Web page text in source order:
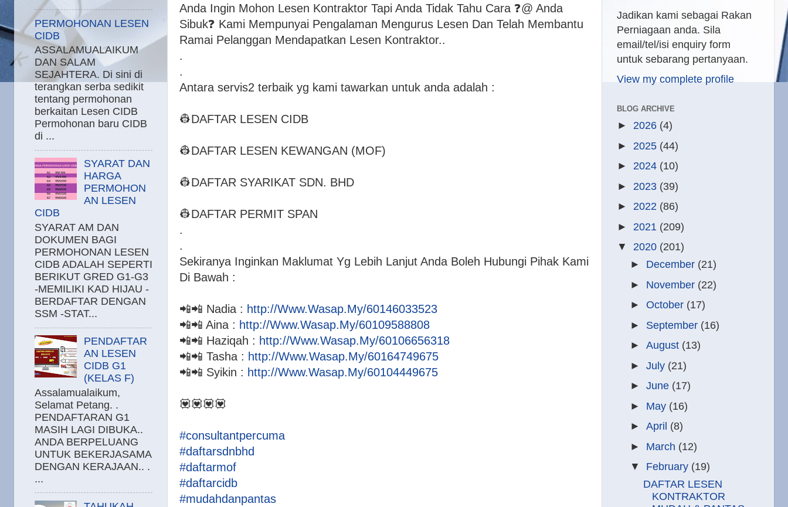
Anda Ingin Mohon Lesen Kontraktor Tapi Anda Tidak Tahu Cara ❓@ Anda
Sibuk❓ Kami Mempunyai Pengalaman Mengurus Lesen Dan Telah Membantu
Ramai Pelanggan Mendapatkan Lesen Kontraktor..
.
.
Antara servis2 terbaik yg kami tawarkan untuk anda adalah :
👷DAFTAR LESEN CIDB
👷DAFTAR LESEN KEWANGAN (MOF)
👷DAFTAR SYARIKAT SDN. BHD
👷DAFTAR PERMIT SPAN
.
.
Sekiranya Inginkan Maklumat Yg Lebih Lanjut Anda Boleh Hubungi Pihak Kami
Di Bawah :
📲📲 Nadia : http://Www.Wasap.My/60146033523
📲📲 Aina : http://Www.Wasap.My/60109588808
📲📲 Haziqah : http://Www.Wasap.My/60106656318
📲📲 Tasha : http://Www.Wasap.My/60164749675
📲📲 Syikin : http://Www.Wasap.My/60104449675
💟💟💟💟
#consultantpercuma
#daftarsdnbhd
#daftarmof
#daftarcidb
#mudahdanpantas
PERMOHONAN LESEN
CIDB
ASSALAMUALAIKUM
DAN SALAM
SEJAHTERA. Di sini di
terangkan serba sedikit
tentang permohonan
berkaitan Lesen CIDB
Permohonan baru CIDB
di ...
SYARAT DAN
HARGA
PERMOHON
AN LESEN
CIDB
SYARAT AM DAN
DOKUMEN BAGI
PERMOHONAN LESEN
CIDB ADALAH SEPERTI
BERIKUT GRED G1-G3
-MEMILIKI KAD HIJAU -
BERDAFTAR DENGAN
SSM -STAT...
PENDAFTAR
AN LESEN
CIDB G1
(KELAS F)
Assalamualaikum,
Selamat Petang. .
PENDAFTARAN G1
MASIH LAGI DIBUKA..
ANDA BERPELUANG
UNTUK BEKERJASAMA
DENGAN KERAJAAN.. .
...
Jadikan kami sebagai Rakan
Perniagaan anda. Sila
email/tel/isi enquiry form
untuk sebarang pertanyaan.
View my complete profile
BLOG ARCHIVE
► 2026 (4)
► 2025 (44)
► 2024 (10)
► 2023 (39)
► 2022 (86)
► 2021 (209)
▼ 2020 (201)
► December (21)
► November (22)
► October (17)
► September (16)
► August (13)
► July (21)
► June (17)
► May (16)
► April (8)
► March (12)
▼ February (19)
DAFTAR LESEN
KONTRAKTOR